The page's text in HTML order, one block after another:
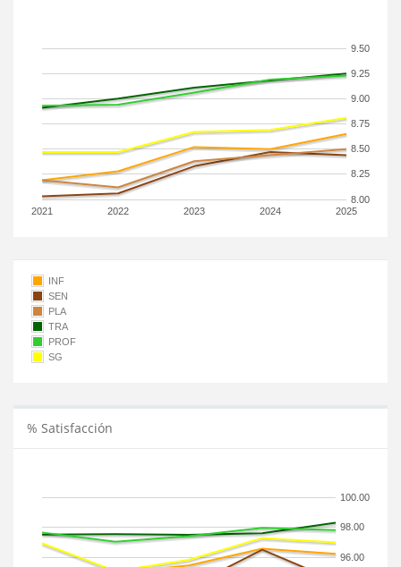
2021 2022 2023 2024 2025
8.00
8.25
8.50
8.75
9.00
9.25
9.50
INF
SEN
PLA
TRA
PROF
SG
% Satisfacción
96.00
98.00
100.00